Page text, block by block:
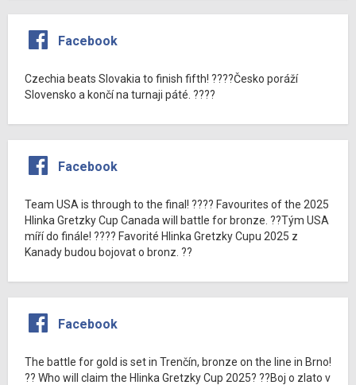
Facebook
Czechia beats Slovakia to finish fifth! ????Česko poráží
Slovensko a končí na turnaji páté. ????
Facebook
Team USA is through to the final! ???? Favourites of the 2025
Hlinka Gretzky Cup Canada will battle for bronze. ??Tým USA
míří do finále! ???? Favorité Hlinka Gretzky Cupu 2025 z
Kanady budou bojovat o bronz. ??
Facebook
The battle for gold is set in Trenčín, bronze on the line in Brno!
?? Who will claim the Hlinka Gretzky Cup 2025? ??Boj o zlato v